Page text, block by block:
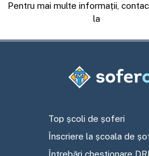
Pentru mai multe informații,
la
Top școli de șoferi
Înscriere la școala de
Întrebări chestionare